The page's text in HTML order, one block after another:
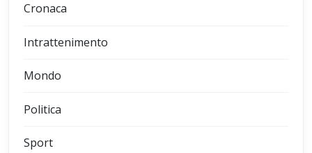
Cronaca
Intrattenimento
Mondo
Politica
Sport